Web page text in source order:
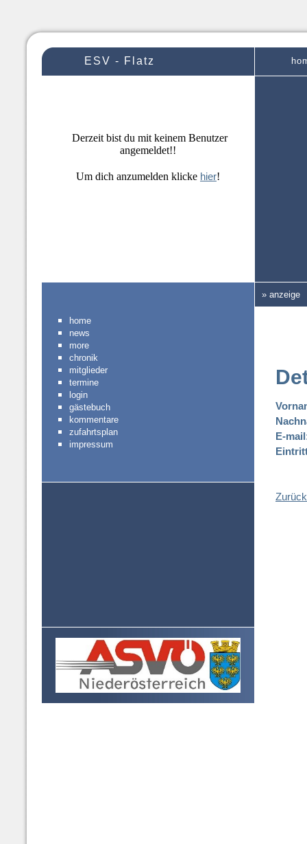
ESV - Flatz
Derzeit bist du mit keinem Benutzer
angemeldet!!
Um dich anzumelden klicke hier!
home
news
more
chronik
mitglieder
termine
login
gästebuch
kommentare
zufahrtsplan
impressum
» anzeige
E-